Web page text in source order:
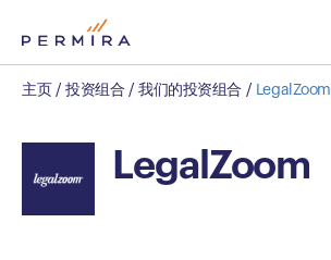
主页 / 投资组合 / 我们的投资组合 / LegalZoom
LegalZoom